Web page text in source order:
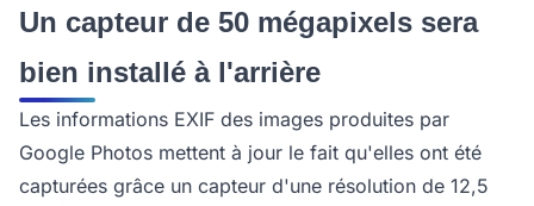
Un capteur de 50 mégapixels sera
bien installé à l'arrière
Les informations EXIF des images produites par
Google Photos mettent à jour le fait qu'elles ont été
capturées grâce un capteur d'une résolution de 12,5